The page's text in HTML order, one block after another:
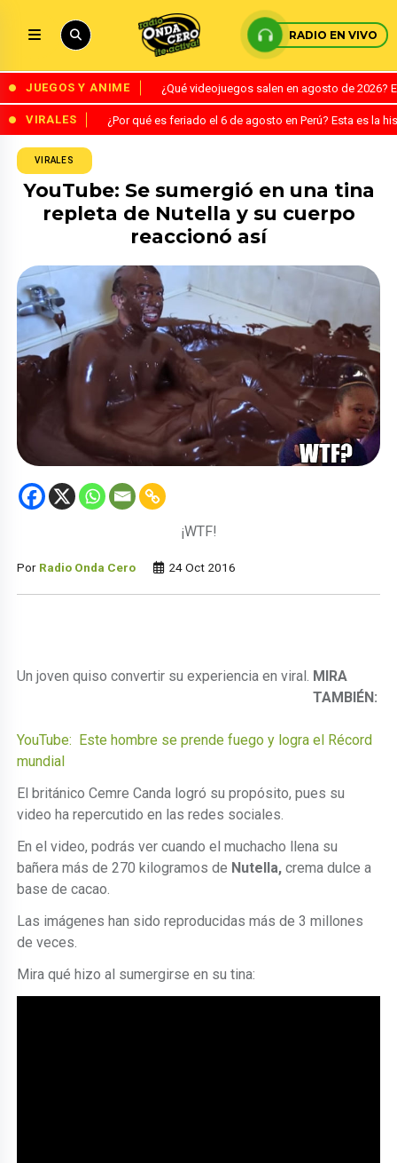
RADIO EN VIVO
JUEGOS Y ANIME ¿Qué videojuegos salen en agosto de
VIRALES ¿Por qué es feriado el 6 de agosto en Perú? Esta es la
VIRALES
YouTube: Se sumergió en una tina
repleta de Nutella y su cuerpo
reaccionó así
¡WTF!
Por Radio Onda Cero 24 Oct 2016
Un joven quiso convertir su experiencia en viral. MIRA
TAMBIÉN:
YouTube: Este hombre se prende fuego y logra el Récord
mundial
El británico Cemre Canda logró su propósito, pues su
video ha repercutido en las redes sociales.
En el video, podrás ver cuando el muchacho llena su
bañera más de 270 kilogramos de Nutella, crema dulce a
base de cacao.
Las imágenes han sido reproducidas más de 3 millones
de veces.
Mira qué hizo al sumergirse en su tina: